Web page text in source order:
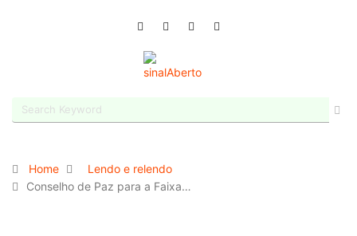
Home
Lendo e relendo
Conselho de Paz para a Faixa…